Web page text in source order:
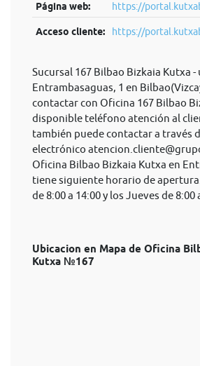
Página web: https://
Acceso cliente: https://
Sucursal 167 Bilbao Bizkaia Kutxa -
Entrambasaguas, 1 en
contactar con Oficina 167 Bilbao
disponible teléfono atención al
también puede contactar a través
electrónico
Oficina Bilbao Bizkaia Kutxa en
tiene siguiente horario de
de 8:00 a 14:00 y los Jueves de 8:00
Ubicacion en Mapa de Oficina
Kutxa №167